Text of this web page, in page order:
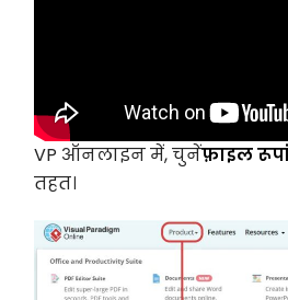
VP ऑनलाइन में, चुनेंफ़ाइल
तहत।